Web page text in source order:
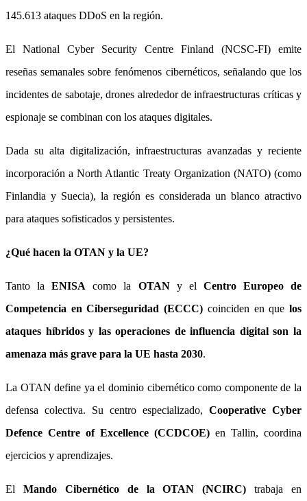
145.613 ataques DDoS en la región.
El National Cyber Security Centre Finland (NCSC-FI) emite
reseñas semanales sobre fenómenos cibernéticos, señalando que los
incidentes de sabotaje, drones alrededor de infraestructuras críticas y
espionaje se combinan con los ataques digitales.
Dada su alta digitalización, infraestructuras avanzadas y reciente
incorporación a North Atlantic Treaty Organization (NATO) (como
Finlandia y Suecia), la región es considerada un blanco atractivo
para ataques sofisticados y persistentes.
¿Qué hacen la OTAN y la UE?
Tanto laENISA como la OTANy el Centro Europeo de
Competencia en Ciberseguridad (ECCC) coinciden en quelos
ataques híbridos y las operaciones de influencia digital son la
amenaza más grave para la UE hasta 2030.
La OTAN define ya el dominio cibernético como componente de la
defensa colectiva. Su centro especializado, Cooperative Cyber
Defence Centre of Excellence (CCDCOE) en Tallin, coordina
ejercicios y aprendizajes.
El Mando Cibernético de la OTAN (NCIRC) trabaja en